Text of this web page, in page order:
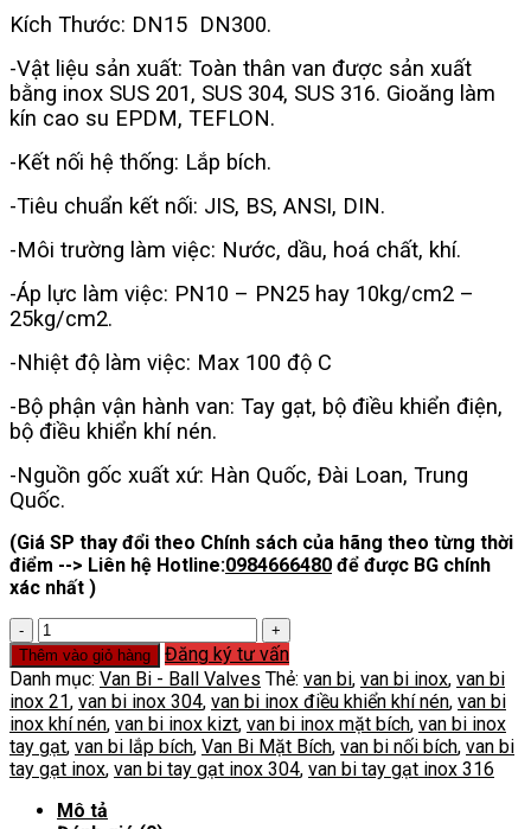
Kích Thước: DN15 DN300.
-Vật liệu sản xuất: Toàn thân van được sản xuất
bằng inox SUS 201, SUS 304, SUS 316. Gioăng làm
kín cao su EPDM, TEFLON.
-Kết nối hệ thống: Lắp bích.
-Tiêu chuẩn kết nối: JIS, BS, ANSI, DIN.
-Môi trường làm việc: Nước, dầu, hoá chất, khí.
-Áp lực làm việc: PN10 – PN25 hay 10kg/cm2 –
25kg/cm2.
-Nhiệt độ làm việc: Max 100 độ C
-Bộ phận vận hành van: Tay gạt, bộ điều khiển điện,
bộ điều khiển khí nén.
-Nguồn gốc xuất xứ: Hàn Quốc, Đài Loan, Trung
Quốc.
(Giá SP thay đổi theo Chính sách của hãng theo từng thời
điểm --> Liên hệ Hotline:0984666480 để được BG chính
xác nhất )
Van
Bi
Inox
Mặt
Bích
số
lượng
Thêm vào giỏ hàng
Đăng ký tư vấn
Danh mục: Van Bi - Ball Valves Thẻ: van bi, van bi inox, van bi
inox 21, van bi inox 304, van bi inox điều khiển khí nén, van bi
inox khí nén, van bi inox kizt, van bi inox mặt bích, van bi inox
tay gạt, van bi lắp bích, Van Bi Mặt Bích, van bi nối bích, van bi
tay gạt inox, van bi tay gạt inox 304, van bi tay gạt inox 316
Mô tả